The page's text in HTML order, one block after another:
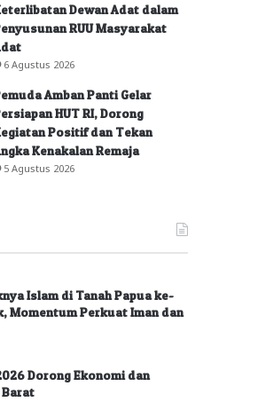
Dewan Adat dalam
RUU Masyarakat
6 Agustus 2026
Amban Panti Gelar
HUT RI, Dorong
Positif dan Tekan
Kenakalan Remaja
5 Agustus 2026
Islam di Tanah Papua ke-
Momentum Perkuat Iman dan
Dorong Ekonomi dan